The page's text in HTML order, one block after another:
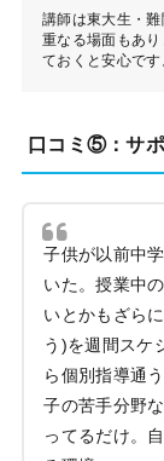
講師は東大生・
重なる場面もあ
ておくと安心です
口コミ⑤：サ
子供が以前中
いた。授業中
いとかもざら
う)を週間スケ
ら個別指導通
子の苦手分野
ってるだけ。